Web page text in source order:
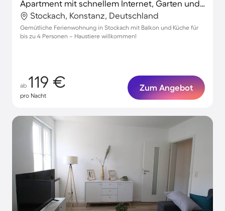
Apartment mit schnellem Internet, Garten und Grill | Gartenblick
Stockach, Konstanz, Deutschland
Gemütliche Ferienwohnung in Stockach mit Balkon und Küche für
bis zu 4 Personen – Haustiere willkommen!
ab 119 €
pro Nacht
Zum Angebot